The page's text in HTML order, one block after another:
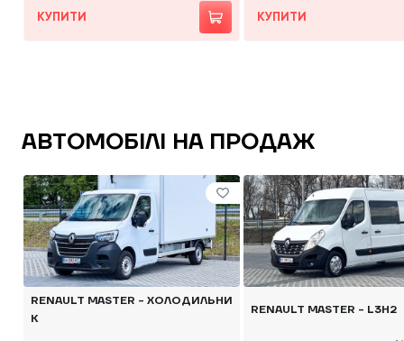
КУПИТИ КУПИТИ
АВТОМОБІЛІ НА ПРОДАЖ
RENAULT MASTER - ХОЛОДИЛЬНИ
К
RENAULT MASTER - L3H2